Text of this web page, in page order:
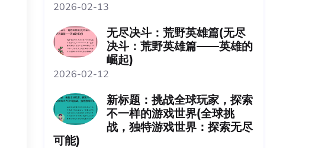
2026-02-13
无尽决斗：荒野英雄篇(无尽
决斗：荒野英雄篇——英雄的
崛起)
2026-02-12
新标题：挑战全球玩家，探索
不一样的游戏世界(全球挑
战，独特游戏世界：探索无尽
可能)